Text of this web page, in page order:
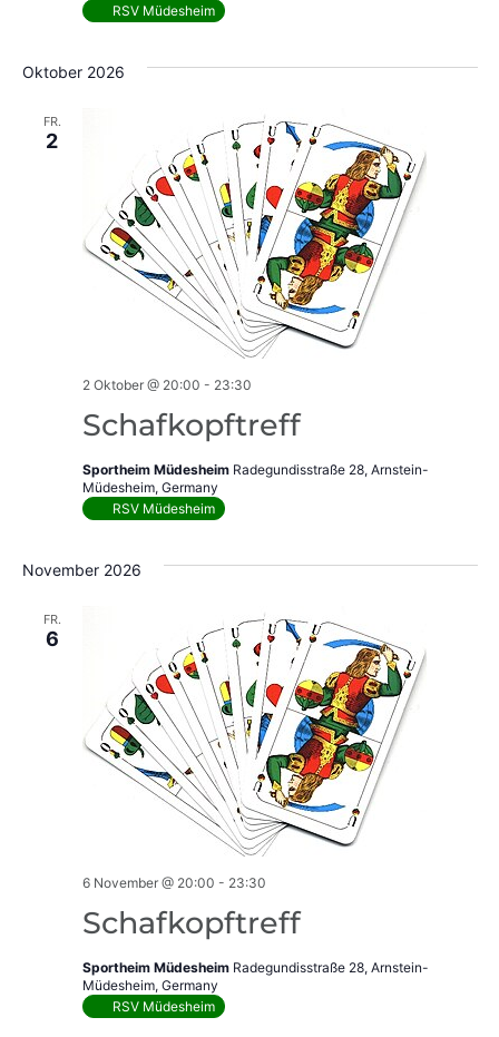
RSV Müdesheim
Oktober 2026
FR.
2
Schafkopftreff
2 Oktober @ 20:00 - 23:30
Sportheim Müdesheim Radegundisstraße 28, Arnstein-
Müdesheim, Germany
RSV Müdesheim
November 2026
FR.
6
Schafkopftreff
6 November @ 20:00 - 23:30
Sportheim Müdesheim Radegundisstraße 28, Arnstein-
Müdesheim, Germany
RSV Müdesheim